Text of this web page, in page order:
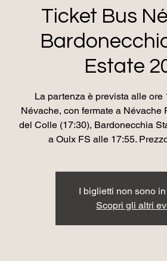
Ticket Bus
Bardonecchia
Estate
La partenza è prevista alle ore
Névache, con fermate a Névache
del Colle (17:30), Bardonecchia
a Oulx FS alle 17:55.
I biglietti non sono
Scopri gli altri